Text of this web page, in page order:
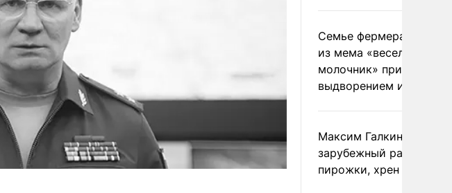
Семье фермера
из мема «веселый
молочник» пригрозили
выдворением из
Максим Галкин
зарубежный райдер
пирожки, хрен и морс